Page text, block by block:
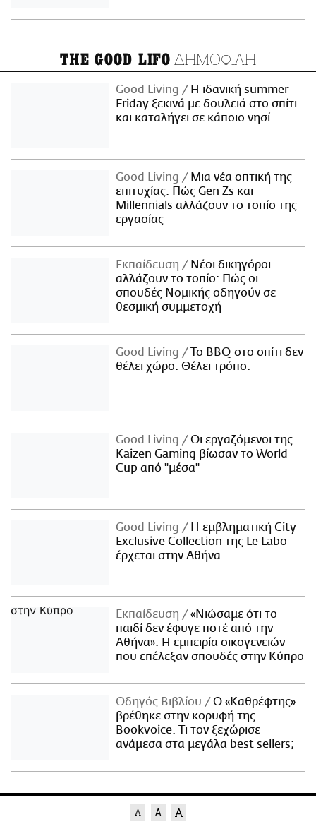
THE GOOD LIFO ΔΗΜΟΦΙΛΗ
Good Living
Η ιδανική summer
Friday ξεκινά με δουλειά στο σπίτι
και καταλήγει σε κάποιο νησί
Good Living
Μια νέα οπτική της
επιτυχίας: Πώς Gen Zs και
Millennials αλλάζουν το τοπίο της
εργασίας
Εκπαίδευση
Νέοι δικηγόροι
αλλάζουν το τοπίο: Πώς οι
σπουδές Νομικής οδηγούν σε
θεσμική συμμετοχή
Good Living
Το BBQ στο σπίτι δεν
θέλει χώρο. Θέλει τρόπο.
Good Living
Οι εργαζόμενοι της
Kaizen Gaming βίωσαν το World
Cup από "μέσα"
Good Living
Η εμβληματική City
Exclusive Collection της Le Labo
έρχεται στην Αθήνα
Εκπαίδευση
«Νιώσαμε ότι το
παιδί δεν έφυγε ποτέ από την
Αθήνα»: Η εμπειρία οικογενειών
που επέλεξαν σπουδές στην Κύπρο
Οδηγός Βιβλίου
Ο «Καθρέφτης»
βρέθηκε στην κορυφή της
Bookvoice. Τι τον ξεχώρισε
ανάμεσα στα μεγάλα best sellers;